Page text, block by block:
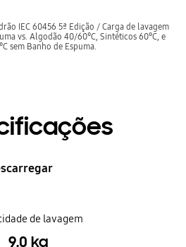
IEC 60456 5ª Edição / Carga de lavagem
vs. Algodão 40/60°C, Sintéticos 60°C, e
sem Banho de Espuma.
de lavagem
9.0 kg